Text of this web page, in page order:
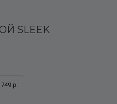
SLEEK
р.